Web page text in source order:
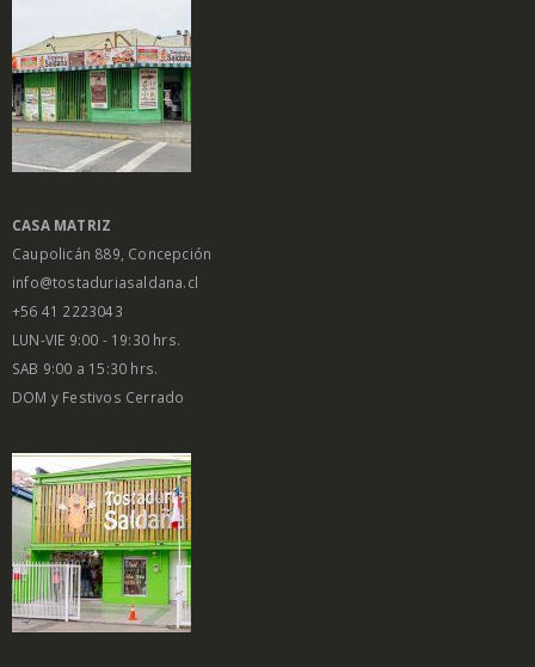
CASA MATRIZ
Caupolicán 889, Concepción
info@tostaduriasaldana.cl
+56 41 2223043
LUN-VIE 9:00 - 19:30 hrs.
SAB 9:00 a 15:30 hrs.
DOM y Festivos Cerrado